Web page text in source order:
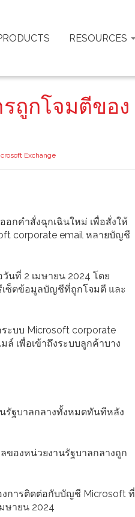
RESOURCES
ถูกโจมตีของ
Exchange
อกคำสั่งฉุกเฉินใหม่ เพื่อสั่งให้
corporate email หลายบัญชี
นที่ 2 เมษายน 2024 โดย
เซ็ตข้อมูลบัญชีที่ถูกโจมตี และ
ะบบ Microsoft corporate
ล์ เพื่อเข้าถึงระบบลูกค้าบาง
รัฐบาลกลางทั้งหมดทันทีหลัง
ของหน่วยงานรัฐบาลกลางถูก
งการติดต่อกับบัญชี Microsoft ที่
ษายน 2024